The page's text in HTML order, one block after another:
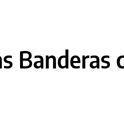
Banderas